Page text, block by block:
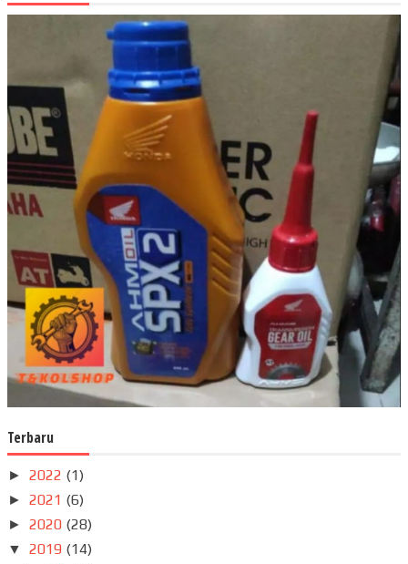
Terbaru
► 2022 (1)
► 2021 (6)
► 2020 (28)
▼ 2019 (14)